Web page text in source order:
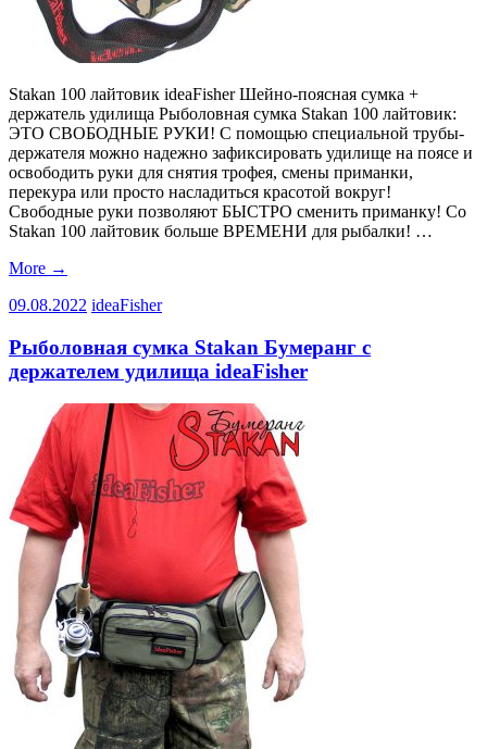
Stakan 100 лайтовик ideaFisher Шейно-поясная сумка +
держатель удилища Рыболовная сумка Stakan 100 лайтовик:
ЭТО СВОБОДНЫЕ РУКИ! С помощью специальной трубы-
держателя можно надежно зафиксировать удилище на поясе и
освободить руки для снятия трофея, смены приманки,
перекура или просто насладиться красотой вокруг!
Свободные руки позволяют БЫСТРО сменить приманку! Со
Stakan 100 лайтовик больше ВРЕМЕНИ для рыбалки! …
More →
09.08.2022 ideaFisher
Рыболовная сумка Stakan Бумеранг с
держателем удилища ideaFisher